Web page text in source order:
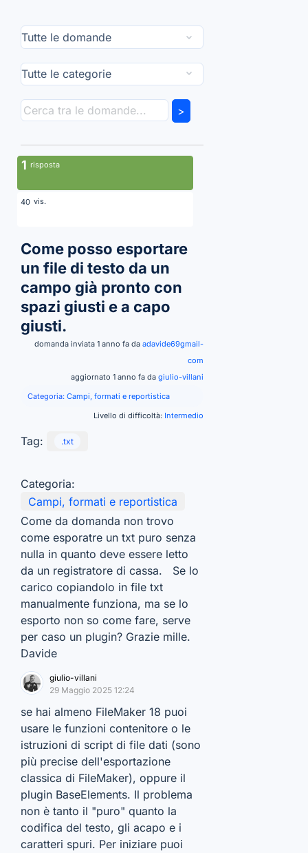
>
1 risposta
40 vis.
Come posso esportare
un file di testo da un
campo già pronto con
spazi giusti e a capo
giusti.
domanda inviata 1 anno fa da adavide69gmail-
com
aggiornato 1 anno fa da giulio-villani
Categoria: Campi, formati e reportistica
Livello di difficoltà: Intermedio
Tag: .txt
Categoria:
Campi, formati e reportistica
Come da domanda non trovo
come esporatre un txt puro senza
nulla in quanto deve essere letto
da un registratore di cassa. Se lo
carico copiandolo in file txt
manualmente funziona, ma se lo
esporto non so come fare, serve
per caso un plugin? Grazie mille.
Davide
giulio-villani
29 Maggio 2025 12:24
se hai almeno FileMaker 18 puoi
usare le funzioni contenitore o le
istruzioni di script di file dati (sono
più precise dell'esportazione
classica di FileMaker), oppure il
plugin BaseElements. Il problema
non è tanto il "puro" quanto la
codifica del testo, gli acapo e i
caratteri spuri. Per iniziare puoi